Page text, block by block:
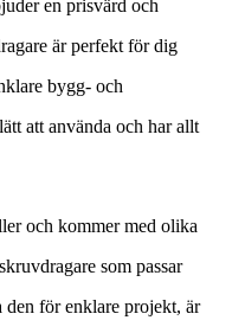
en prisvärd och
är perfekt för dig
bygg- och
att använda och har allt
och kommer med olika
som passar
den för enklare projekt, är